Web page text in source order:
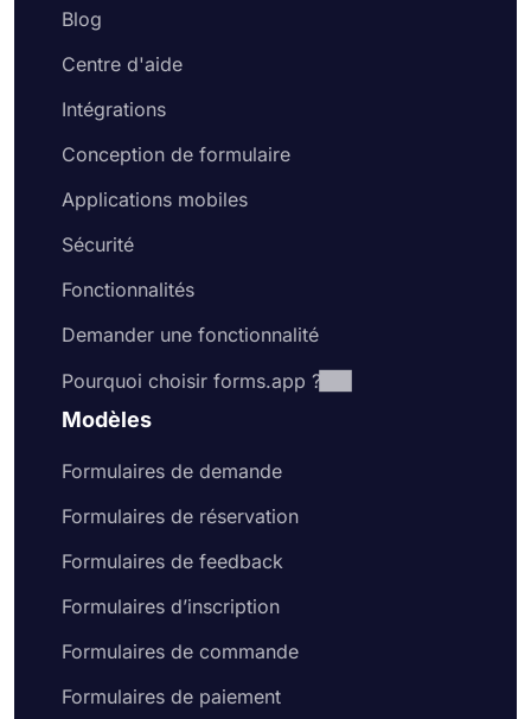
Blog
Centre d'aide
Intégrations
Conception de formulaire
Applications mobiles
Sécurité
Fonctionnalités
Demander une fonctionnalité
Pourquoi choisir forms.app ?
Modèles
Formulaires de demande
Formulaires de réservation
Formulaires de feedback
Formulaires d’inscription
Formulaires de commande
Formulaires de paiement